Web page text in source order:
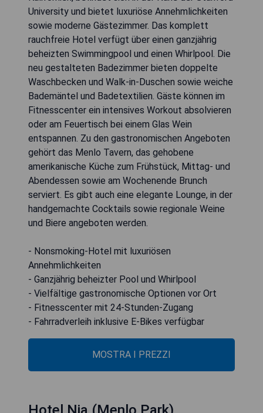
University und bietet luxuriöse Annehmlichkeiten
sowie moderne Gästezimmer. Das komplett
rauchfreie Hotel verfügt über einen ganzjährig
beheizten Swimmingpool und einen Whirlpool. Die
neu gestalteten Badezimmer bieten doppelte
Waschbecken und Walk-in-Duschen sowie weiche
Bademäntel und Badetextilien. Gäste können im
Fitnesscenter ein intensives Workout absolvieren
oder am Feuertisch bei einem Glas Wein
entspannen. Zu den gastronomischen Angeboten
gehört das Menlo Tavern, das gehobene
amerikanische Küche zum Frühstück, Mittag- und
Abendessen sowie am Wochenende Brunch
serviert. Es gibt auch eine elegante Lounge, in der
handgemachte Cocktails sowie regionale Weine
und Biere angeboten werden.
- Nonsmoking-Hotel mit luxuriösen
Annehmlichkeiten
- Ganzjährig beheizter Pool und Whirlpool
- Vielfältige gastronomische Optionen vor Ort
- Fitnesscenter mit 24-Stunden-Zugang
- Fahrradverleih inklusive E-Bikes verfügbar
MOSTRA I PREZZI